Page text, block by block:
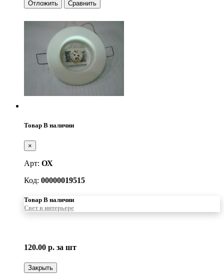
Отложить Сравнить
Товар В наличии
×
Арт: ОХ
Код: 00000019515
Товар В наличии
Свет в интерьере
120.00 р. за шт
Закрыть